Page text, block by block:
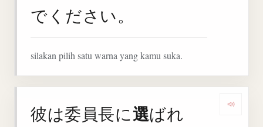
でください。
silakan pilih satu warna yang kamu suka.
彼は委員長に選ばれ